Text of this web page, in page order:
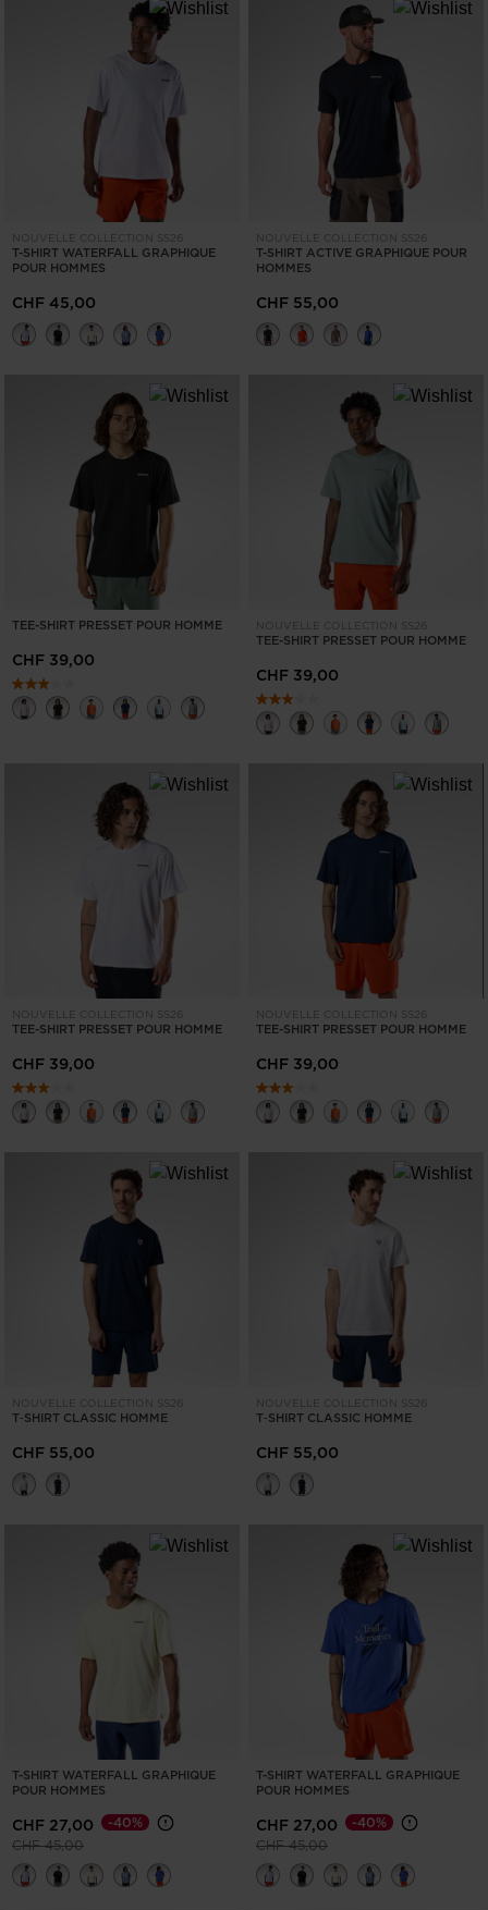
APPLIQUER
NOUVELLE COLLECTION SS26
T-SHIRT WATERFALL GRAPHIQUE
POUR HOMMES
CHF 45,00
NOUVELLE COLLECTION SS26
T-SHIRT ACTIVE GRAPHIQUE POUR
HOMMES
CHF 55,00
TEE-SHIRT PRESSET POUR HOMME
CHF 39,00
NOUVELLE COLLECTION SS26
TEE-SHIRT PRESSET POUR HOMME
CHF 39,00
NOUVELLE COLLECTION SS26
TEE-SHIRT PRESSET POUR HOMME
CHF 39,00
NOUVELLE COLLECTION SS26
TEE-SHIRT PRESSET POUR HOMME
CHF 39,00
NOUVELLE COLLECTION SS26
T‑SHIRT CLASSIC HOMME
CHF 55,00
NOUVELLE COLLECTION SS26
T‑SHIRT CLASSIC HOMME
CHF 55,00
T-SHIRT WATERFALL GRAPHIQUE
POUR HOMMES
CHF 27,00
Prix réduit de
CHF 45,00à
-40%
T-SHIRT WATERFALL GRAPHIQUE
POUR HOMMES
CHF 27,00
Prix réduit de
CHF 45,00à
-40%